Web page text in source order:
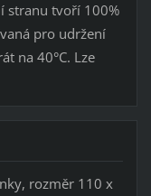
stranu tvoří 100%
pro udržení
na 40°C. Lze
rozměr 110 x